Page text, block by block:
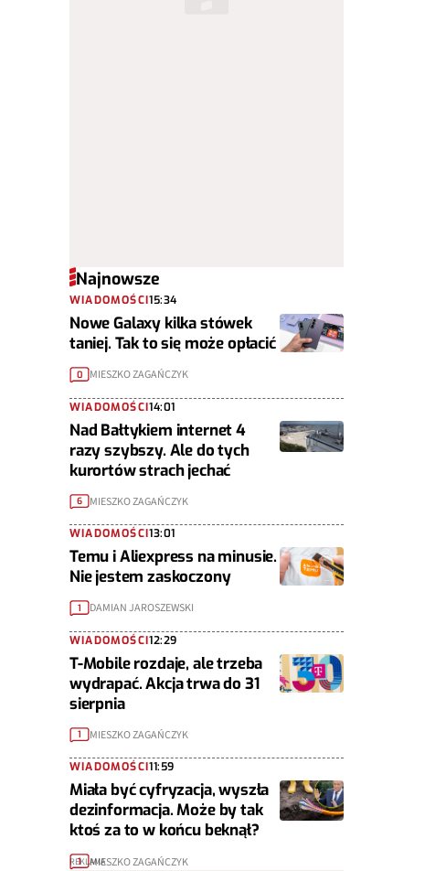
Najnowsze
WIADOMOŚCI15:34
Nowe Galaxy kilka stówek
taniej. Tak to się może opłacić
0 MIESZKO ZAGAŃCZYK
WIADOMOŚCI14:01
Nad Bałtykiem internet 4
razy szybszy. Ale do tych
kurortów strach jechać
6 MIESZKO ZAGAŃCZYK
WIADOMOŚCI13:01
Temu i Aliexpress na minusie.
Nie jestem zaskoczony
1 DAMIAN JAROSZEWSKI
WIADOMOŚCI12:29
T-Mobile rozdaje, ale trzeba
wydrapać. Akcja trwa do 31
sierpnia
1 MIESZKO ZAGAŃCZYK
WIADOMOŚCI11:59
Miała być cyfryzacja, wyszła
dezinformacja. Może by tak
ktoś za to w końcu beknął?
1 MIESZKO ZAGAŃCZYK